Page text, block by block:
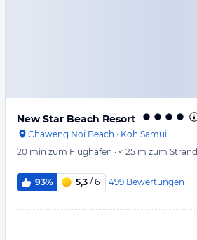
New Star Beach Resort
Chaweng Noi Beach · Koh Samui
20 min zum Flughafen · < 25 m zum Strand
93% 5,3 / 6 499 Bewertungen